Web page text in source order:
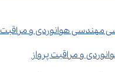
و مراقبت پرواز